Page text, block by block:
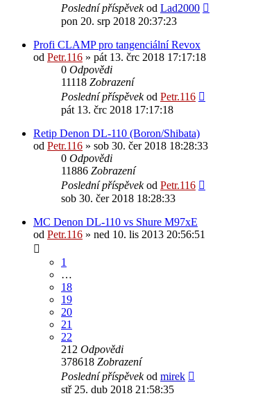
Poslední příspěvekod Lad2000
pon 20. srp 2018 20:37:23
Profi CLAMP pro tangenciální Revox
od Petr.116 » pát 13. črc 2018 17:17:18
0 Odpovědi
11118 Zobrazení
Poslední příspěvekod Petr.116
pát 13. črc 2018 17:17:18
Retip Denon DL-110 (Boron/Shibata)
od Petr.116 » sob 30. čer 2018 18:28:33
0 Odpovědi
11886 Zobrazení
Poslední příspěvekod Petr.116
sob 30. čer 2018 18:28:33
MC Denon DL-110 vs Shure M97xE
od Petr.116 » ned 10. lis 2013 20:56:51
1
…
18
19
20
21
22
212 Odpovědi
378618 Zobrazení
Poslední příspěvekod mirek
stř 25. dub 2018 21:58:35